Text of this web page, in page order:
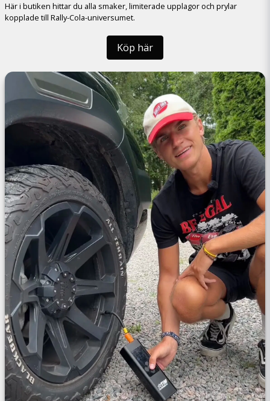
Här i butiken hittar du alla smaker, limiterade upplagor och prylar
kopplade till Rally-Cola-universumet.
Köp här